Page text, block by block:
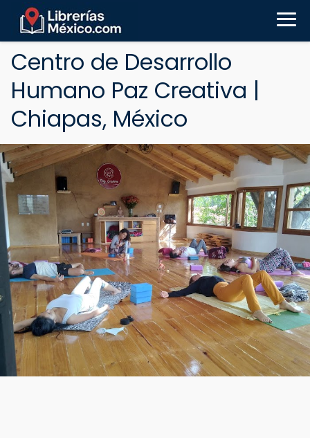
Centro de Desarrollo
Humano Paz Creativa |
Chiapas, México